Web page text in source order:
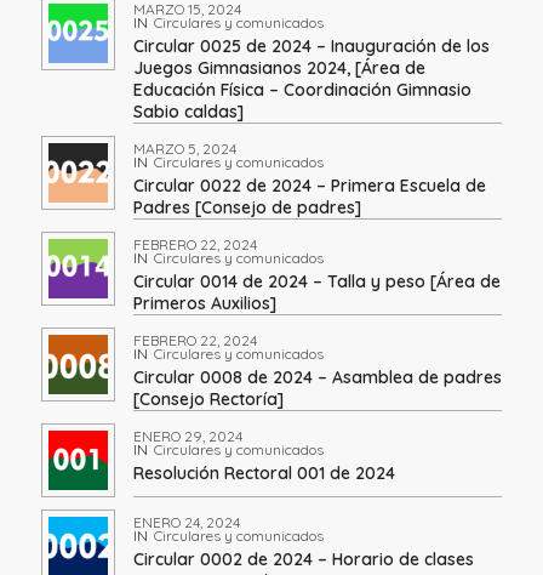
MARZO 15, 2024
IN Circulares y comunicados
Circular 0025 de 2024 – Inauguración de los
Juegos Gimnasianos 2024, [Área de
Educación Física – Coordinación Gimnasio
Sabio caldas]
MARZO 5, 2024
IN Circulares y comunicados
Circular 0022 de 2024 – Primera Escuela de
Padres [Consejo de padres]
FEBRERO 22, 2024
IN Circulares y comunicados
Circular 0014 de 2024 – Talla y peso [Área de
Primeros Auxilios]
FEBRERO 22, 2024
IN Circulares y comunicados
Circular 0008 de 2024 – Asamblea de padres
[Consejo Rectoría]
ENERO 29, 2024
IN Circulares y comunicados
Resolución Rectoral 001 de 2024
ENERO 24, 2024
IN Circulares y comunicados
Circular 0002 de 2024 – Horario de clases